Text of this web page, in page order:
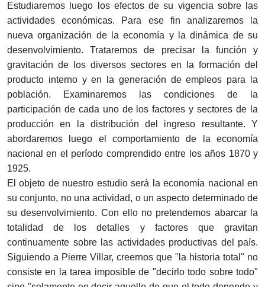
Estudiaremos luego los efectos de su vigencia sobre las
actividades económicas. Para ese fin analizaremos la
nueva organización de la economía y la dinámica de su
desenvolvimiento. Trataremos de precisar la función y
gravitación de los diversos sectores en la formación del
producto interno y en la generación de empleos para la
población. Examinaremos las condiciones de la
participación de cada uno de los factores y sectores de la
producción en la distribución del ingreso resultante. Y
abordaremos luego el comportamiento de la economía
nacional en el período comprendido entre los años 1870 y
1925.
El objeto de nuestro estudio será la economía nacional en
su conjunto, no una actividad, o un aspecto determinado de
su desenvolvimiento. Con ello no pretendemos abarcar la
totalidad de los detalles y factores que gravitan
continuamente sobre las actividades productivas del país.
Siguiendo a Pierre Villar, creernos que "la historia total" no
consiste en la tarea imposible de "decirlo todo sobre todo"